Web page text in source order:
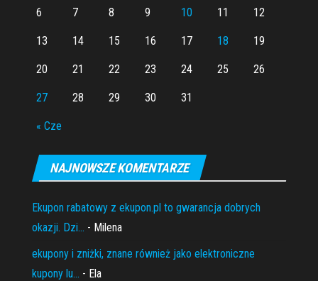
« Cze
6 7 8 9 10 11 12
13 14 15 16 17 18 19
20 21 22 23 24 25 26
27 28 29 30 31
NAJNOWSZE KOMENTARZE
Ekupon rabatowy z ekupon.pl to gwarancja dobrych
okazji. Dzi... - Milena
ekupony i zniżki, znane również jako elektroniczne
kupony lu... - Ela